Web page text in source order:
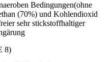
Bedingungen(ohne
(70%) und Kohlendioxid
sehr stickstoffhaltiger
8)